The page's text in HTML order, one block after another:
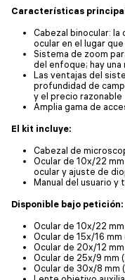
Características
Cabezal binocular:
ocular en el lugar
Sistema de zoom
del enfoque; hay una
Las ventajas del
profundidad de
y el precio razonable
Amplia gama de
El kit incluye:
Cabezal de
Ocular de 10x/22
ocular y ajuste de
Manual del usuario y
Disponible bajo petición:
Ocular de 10x/22
Ocular de 15x/16 mm
Ocular de 20x/12
Ocular de 25x/9 mm
Ocular de 30x/8 mm